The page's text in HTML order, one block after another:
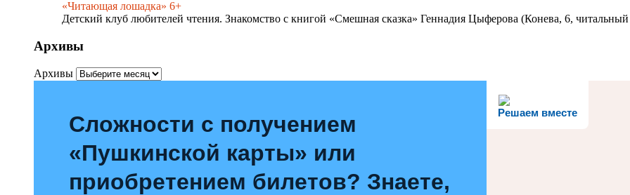
«Читающая лошадка» 6+
Детский клуб любителей чтения. Знакомство с книгой «Смешная сказка» Геннадия Цыферова (Конева, 6, читальный
Архивы
Архивы
Решаем вместе
Сложности с получением
«Пушкинской карты» или
приобретением билетов? Знаете,